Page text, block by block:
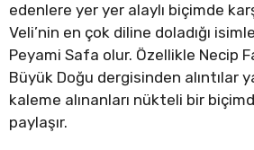
edenlere yer yer alaylı biçimde
Veli’nin en çok diline doladığı
Peyami Safa olur. Özellikle Necip
Büyük Doğu dergisinden alıntılar
kaleme alınanları nükteli bir
paylaşır.